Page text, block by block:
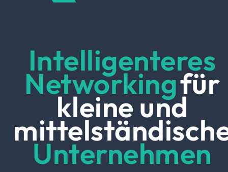
Intelligenteres
Networkingfür
kleine und
Unternehmen